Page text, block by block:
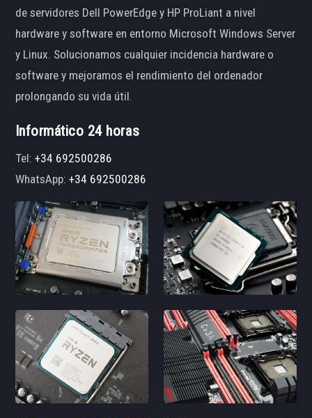
de servidores Dell PowerEdge y HP ProLiant a nivel
hardware y software en entorno Microsoft Windows Server
y Linux. Solucionamos cualquier incidencia hardware o
software y mejoramos el rendimiento del ordenador
prolongando su vida útil.
Informático 24 horas
Tel:+34 692500286
WhatsApp:+34 692500286